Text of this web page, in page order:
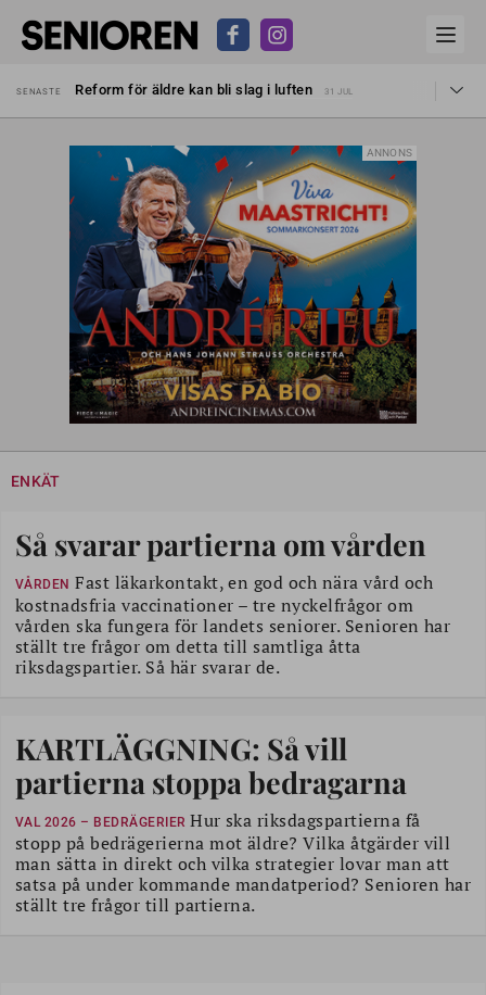
SENASTE
Reform för äldre kan bli slag i luften
31 JUL
Snart kan telefonförsäljning förbjudas i Sverige
29 JUL
Hyror rusar ifrån äldres bostadstillägg
28 JUL
Liten höjning av garantipensionen
27 JUL
Sven Hagströmer sommarpratar
26 JUL
Reform för äldre kan bli slag i luften 31 JUL
ANNONS
ENKÄT
Så svarar partierna om vården
VÅRDEN Fast läkarkontakt, en god och nära vård och
kostnadsfria vaccinationer – tre nyckelfrågor om
vården ska fungera för landets seniorer. Senioren har
ställt tre frågor om detta till samtliga åtta
riksdagspartier. Så här svarar de.
KARTLÄGGNING: Så vill
partierna stoppa bedragarna
VAL 2026 – BEDRÄGERIERHur ska riksdagspartierna få
stopp på bedrägerierna mot äldre? Vilka åtgärder vill
man sätta in direkt och vilka strategier lovar man att
satsa på under kommande mandat­period? Senioren har
ställt tre frågor till partierna.